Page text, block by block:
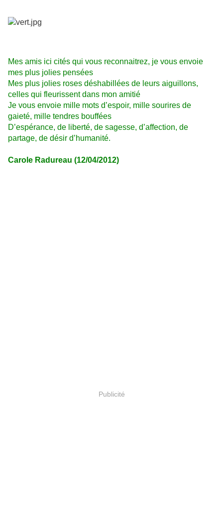
Mes amis ici cités qui vous reconnaitrez, je vous envoie
mes plus jolies pensées
Mes plus jolies roses déshabillées de leurs aiguillons,
celles qui fleurissent dans mon amitié
Je vous envoie mille mots d’espoir, mille sourires de
gaieté, mille tendres bouffées
D’espérance, de liberté, de sagesse, d’affection, de
partage, de désir d’humanité.
Carole Radureau (12/04/2012)
Publicité